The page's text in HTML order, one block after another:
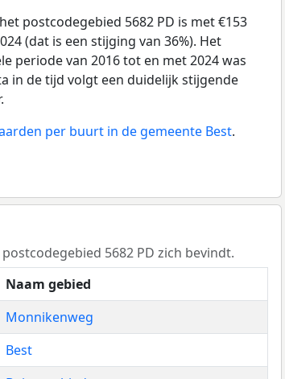
postcodegebied 5682 PD is met €153
(dat is een stijging van 36%). Het
periode van 2016 tot en met 2024 was
in de tijd volgt een duidelijk stijgende
per buurt in de gemeente Best.
5682 PD zich bevindt.
Naam gebied
Monnikenweg
Best